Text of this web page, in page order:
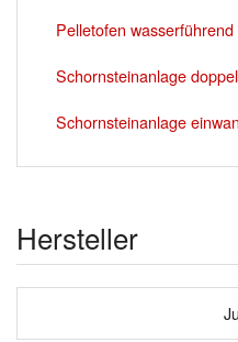
Pelletofen wasserführend
Schornsteinanlage
Schornsteinanlage
Hersteller